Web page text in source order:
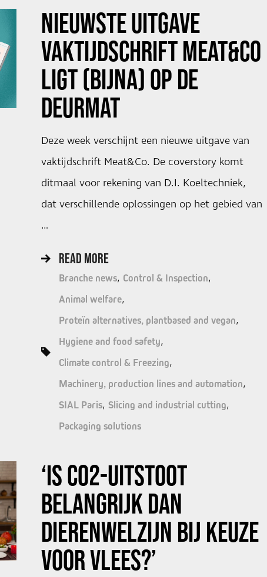
NIEUWSTE UITGAVE
VAKTIJDSCHRIFT MEAT&CO
LIGT (BIJNA) OP DE
DEURMAT
Deze week verschijnt een nieuwe uitgave van
vaktijdschrift Meat&Co. De coverstory komt
ditmaal voor rekening van D.I. Koeltechniek,
dat verschillende oplossingen op het gebied van
…
READ MORE
Branche news Control & Inspection
Animal welfare
Proteïn alternatives, plantbased and vegan
Hygiene and food safety
Climate control & Freezing
Machinery, production lines and automation
SIAL Paris Slicing and industrial cutting
Packaging solutions
‘IS CO2-UITSTOOT
BELANGRIJK DAN
DIERENWELZIJN BIJ KEUZE
VOOR VLEES?’